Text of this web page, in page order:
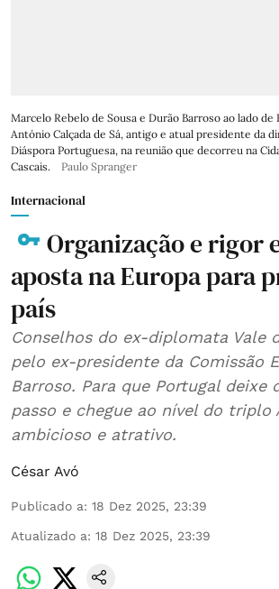
Marcelo Rebelo de Sousa e Durão Barroso ao lado
António Calçada de Sá, antigo e atual presidente da
Diáspora Portuguesa, na reunião que decorreu na
Cascais.
Paulo Spranger
Internacional
Organização e rigor
aposta na Europa para
país
Conselhos do ex-diplomata Vale
pelo ex-presidente da Comissão
Barroso. Para que Portugal deixe
passo e chegue ao nível do triplo
ambicioso e atrativo.
César Avó
Publicado a: 18 Dez 2025, 23:39
Atualizado a: 18 Dez 2025, 23:39